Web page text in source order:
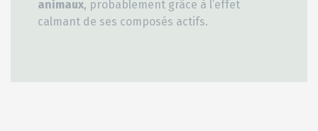
animaux, probablement grâce à l’effet
calmant de ses composés actifs.